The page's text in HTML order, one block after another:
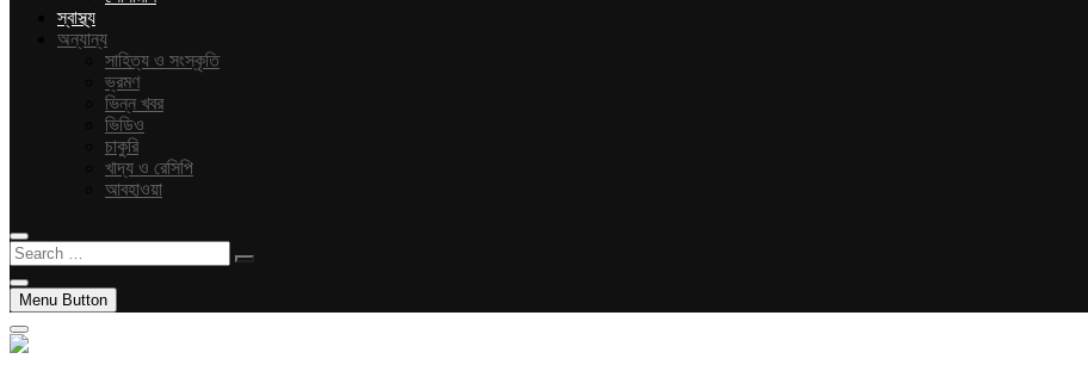
স্বাস্থ্য
অন্যান্য
সাহিত্য ও সংস্কৃতি
ভ্রমণ
ভিন্ন খবর
ভিডিও
চাকুরি
খাদ্য ও রেসিপি
আবহাওয়া
Search
…
Menu Button